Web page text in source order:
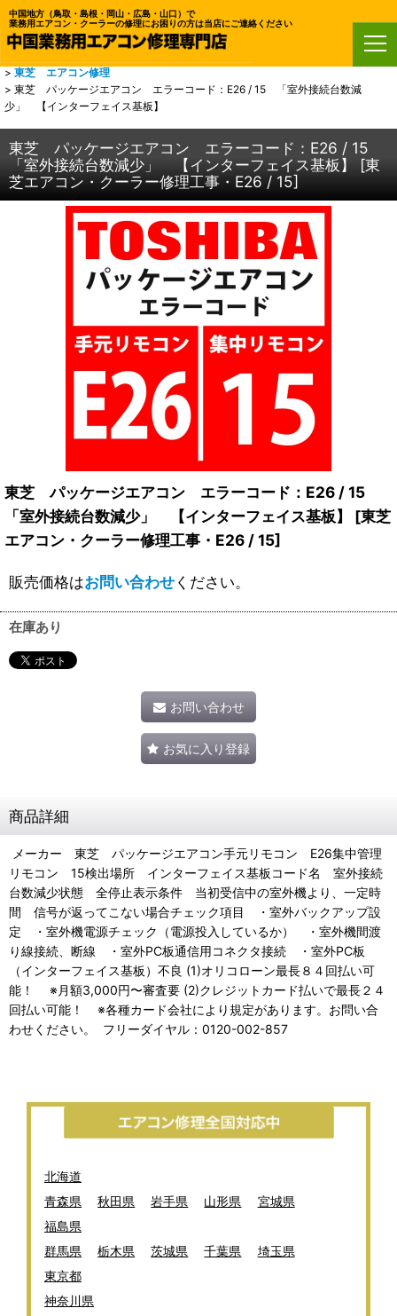
中国地方（鳥取・島根・岡山・広島・山口）で
業務用エアコン・クーラーの修理にお困りの方は当店にご連絡ください
> 東芝 エアコン修理
> 東芝 パッケージエアコン エラーコード：E26 / 15 「室外接続台数減
少」 【インターフェイス基板】
東芝 パッケージエアコン エラーコード：E26 / 15
「室外接続台数減少」 【インターフェイス基板】
[東
芝エアコン・クーラー修理工事・E26 / 15]
東芝 パッケージエアコン エラーコード：E26 / 15
「室外接続台数減少」 【インターフェイス基板】
[東芝
エアコン・クーラー修理工事・E26 / 15]
販売価格はお問い合わせください。
在庫あり
お問い合わせ
お気に入り登録
商品詳細
メーカー 東芝 パッケージエアコン手元リモコン E26集中管理
リモコン 15検出場所 インターフェイス基板コード名 室外接続
台数減少状態 全停止表示条件 当初受信中の室外機より、一定時
間 信号が返ってこない場合チェック項目 ・室外バックアップ設
定 ・室外機電源チェック（電源投入しているか） ・室外機間渡
り線接続、断線 ・室外PC板通信用コネクタ接続 ・室外PC板
（インターフェイス基板）不良 (1)オリコローン最長８４回払い可
能！ ※月額3,000円〜審査要 (2)クレジットカード払いで最長２４
回払い可能！ ※各種カード会社により規定があります。お問い合
わせください。 フリーダイヤル：0120-002-857
北海道
青森県
秋田県 岩手県 山形県
宮城県
福島県
群馬県
栃木県 茨城県 千葉県
埼玉県
東京都
神奈川県